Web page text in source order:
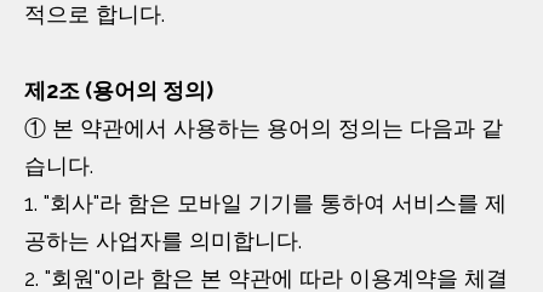
적으로 합니다.
제2조 (용어의 정의)
① 본 약관에서 사용하는 용어의 정의는 다음과 같
습니다.
1. "회사"라 함은 모바일 기기를 통하여 서비스를 제
공하는 사업자를 의미합니다.
2. "회원"이라 함은 본 약관에 따라 이용계약을 체결